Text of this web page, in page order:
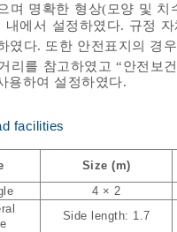
며 명확한 형상(모양 및
에서 설정하였다. 규정
였다. 또한 안전표지의 경
리를 참고하였고 “안전보
용하여 설정하였다.
facilities
Size (m)
4 × 2
Side length: 1.7